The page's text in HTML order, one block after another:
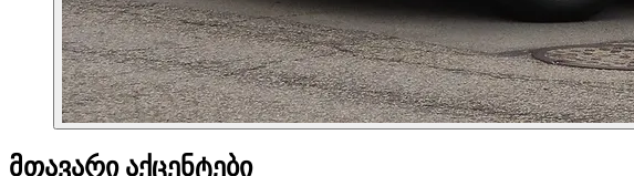
მთავარი აქცენტები